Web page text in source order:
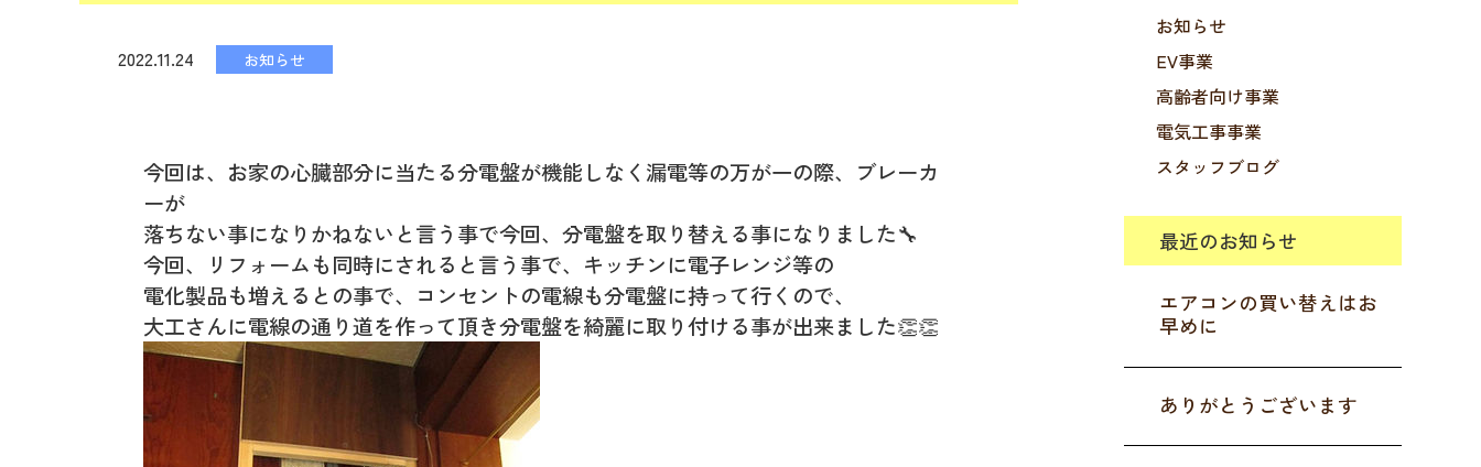
2022.11.24 お知らせ
今回は、お家の心臓部分に当たる分電盤が機能しなく漏電等の万が一の際、ブレーカ
ーが
落ちない事になりかねないと言う事で今回、分電盤を取り替える事になりました🔧
今回、リフォームも同時にされると言う事で、キッチンに電子レンジ等の
電化製品も増えるとの事で、コンセントの電線も分電盤に持って行くので、
大工さんに電線の通り道を作って頂き分電盤を綺麗に取り付ける事が出来ました👏👏
お知らせ
EV事業
高齢者向け事業
電気工事事業
スタッフブログ
最近のお知らせ
エアコンの買い替えはお
早めに
ありがとうございます